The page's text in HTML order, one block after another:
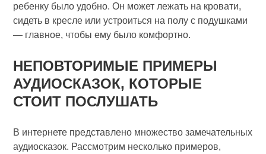
ребенку было удобно. Он может лежать на кровати,
сидеть в кресле или устроиться на полу с подушками
— главное, чтобы ему было комфортно.
НЕПОВТОРИМЫЕ ПРИМЕРЫ
АУДИОСКАЗОК, КОТОРЫЕ
СТОИТ ПОСЛУШАТЬ
В интернете представлено множество замечательных
аудиосказок. Рассмотрим несколько примеров,